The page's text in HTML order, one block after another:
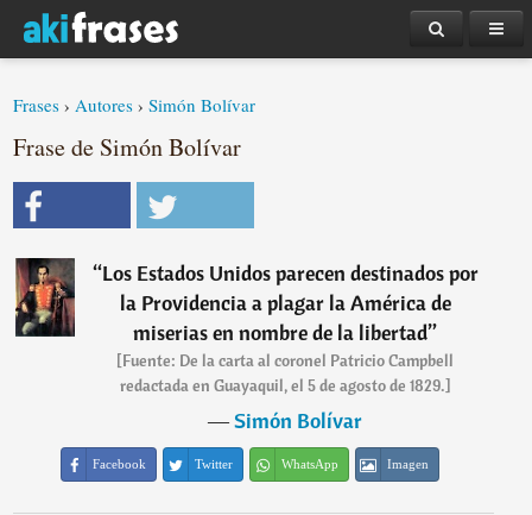
Frases ›Autores ›Simón Bolívar
Frase de Simón Bolívar
“Los Estados Unidos parecen destinados por
la Providencia a plagar la América de
miserias en nombre de la libertad”
[Fuente: De la carta al coronel Patricio Campbell
redactada en Guayaquil, el 5 de agosto de 1829.]
―Simón Bolívar
Facebook Twitter WhatsApp Imagen